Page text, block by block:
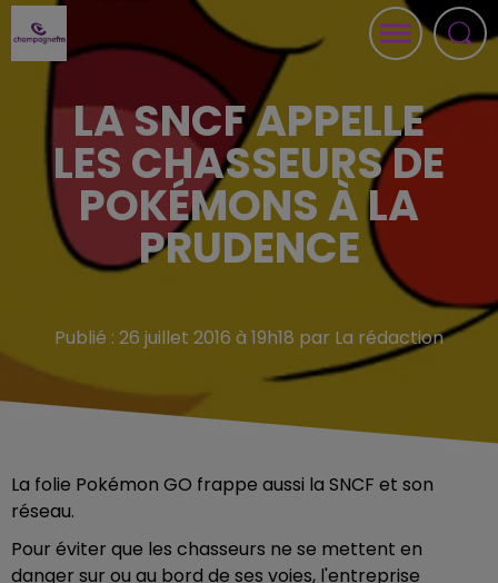
LA SNCF APPELLE
LES CHASSEURS DE
POKÉMONS À LA
PRUDENCE
Publié : 26 juillet 2016 à 19h18 par La rédaction
La folie Pokémon GO frappe aussi la SNCF et son
réseau.
Pour éviter que les chasseurs ne se mettent en
danger sur ou au bord de ses voies, l'entreprise